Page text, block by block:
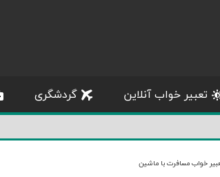
تعبیر خواب آنلاین گردشگری
خواب مسافرت با ماشین